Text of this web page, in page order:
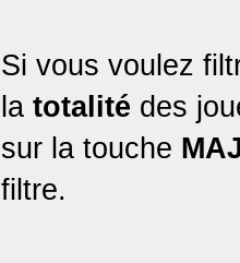
Si vous voulez
la totalité des
sur la touche
filtre.